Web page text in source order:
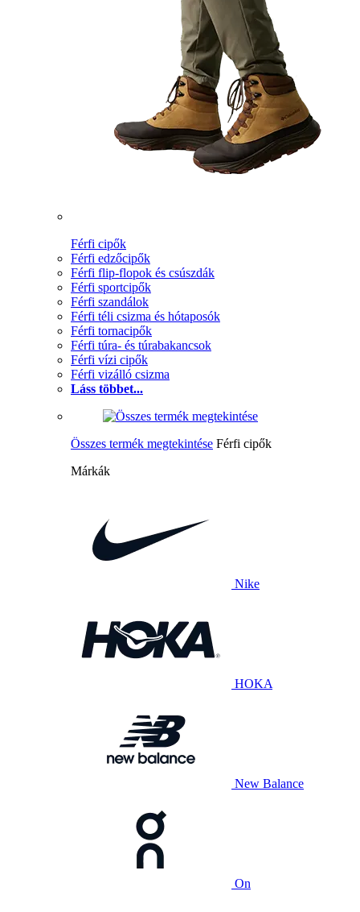
Férfi cipők
Férfi edzőcipők
Férfi flip-flopok és csúszdák
Férfi sportcipők
Férfi szandálok
Férfi téli csizma és hótaposók
Férfi tornacipők
Férfi túra- és túrabakancsok
Férfi vízi cipők
Férfi vizálló csizma
Láss többet...
Összes termék megtekintése Férfi cipők
Márkák
Nike
HOKA
New Balance
On